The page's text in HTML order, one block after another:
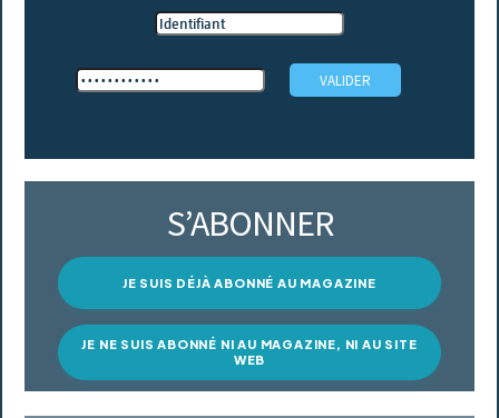
S’ABONNER
JE SUIS DÉJÀ ABONNÉ AU MAGAZINE
JE NE SUIS ABONNÉ NI AU MAGAZINE, NI AU SITE
WEB